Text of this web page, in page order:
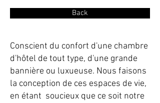
Back
Conscient du confort d'une chambre
d'hôtel de tout type, d'une grande
bannière ou luxueuse. Nous faisons
la conception de ces espaces de vie,
en étant soucieux que ce soit notre